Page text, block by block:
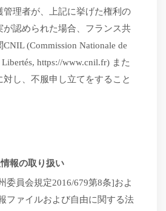
管理者が、上記に挙げた権利の
が認められた場合、フランス共
CNIL (Commission Nationale de
https://www.cnil.fr) また
し、不服申し立てをすること
報の取り扱い
委員会規定2016/679第8条]およ
ファイルおよび自由に関する法